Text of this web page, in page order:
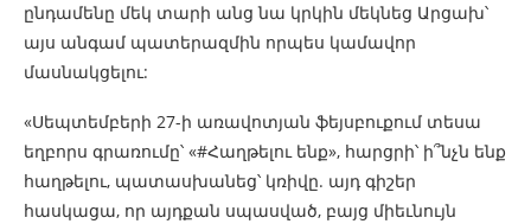
ընդամենը մեկ տարի անց նա կրկին մեկնեց Արցախ՝
այս անգամ պատերազմին որպես կամավոր
մասնակցելու:
«Սեպտեմբերի 27-ի առավոտյան ֆեյսբուքում տեսա
եղբորս գրառումը՝ «#Հաղթելու ենք», հարցրի՝ ի՞նչն ենք
հաղթելու, պատասխանեց՝ կռիվը. այդ գիշեր
հասկացա, որ այդքան սպասված, բայց միեւնույն